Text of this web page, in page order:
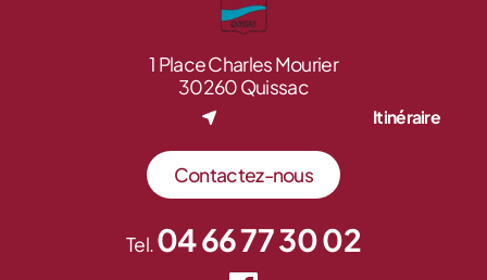
1 Place Charles Mourier
30260 Quissac
Itinéraire
Contactez-nous
Tel.04 66 77 30 02